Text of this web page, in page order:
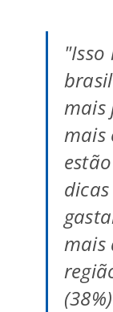
mais
mais
mais